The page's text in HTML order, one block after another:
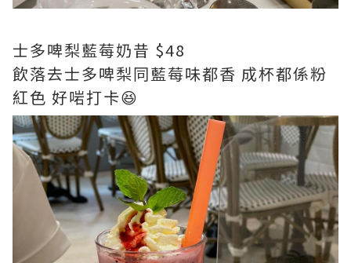
士多啤梨藍莓奶昔 $48
飲落去士多啤梨同藍莓味都香 成杯都係粉
紅色 好啱打卡😆